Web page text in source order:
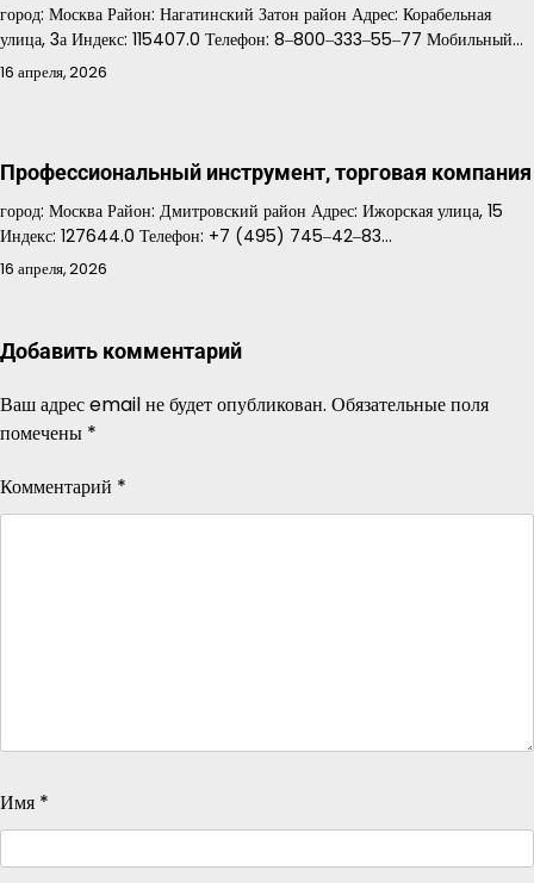
город: Москва Район: Нагатинский Затон район Адрес: Корабельная
улица, 3а Индекс: 115407.0 Телефон: 8‒800‒333‒55‒77 Мобильный…
16 апреля, 2026
Профессиональный инструмент, торговая компания
город: Москва Район: Дмитровский район Адрес: Ижорская улица, 15
Индекс: 127644.0 Телефон: +7 (495) 745‒42‒83…
16 апреля, 2026
Добавить комментарий
Ваш адрес email не будет опубликован. Обязательные поля
помечены *
Комментарий *
Имя *